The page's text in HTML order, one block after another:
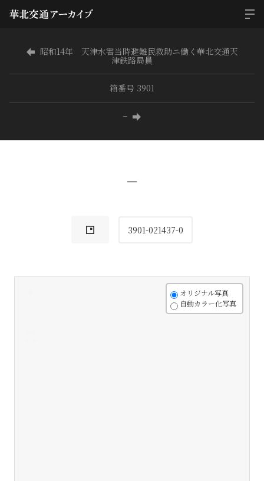
昭和14年 天津水害当時避難民救助ニ働く華北交通天
津鉄路局員
箱番号 3901
−
−
3901-021437-0
オリジナル写真
自動カラー化写真